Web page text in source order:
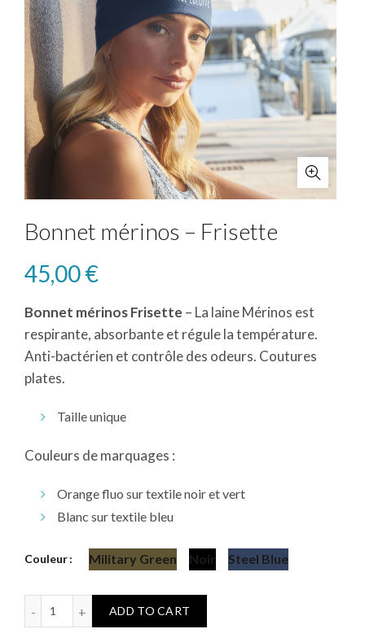
Bonnet mérinos – Frisette
45,00€
Bonnet mérinos Frisette – La laine Mérinos est
respirante, absorbante et régule la température.
Anti-bactérien et contrôle des odeurs. Coutures
plates.
Taille unique
Couleurs de marquages :
Orange fluo sur textile noir et vert
Blanc sur textile bleu
Couleur Military Green Noir Steel Blue
ADD TO CART